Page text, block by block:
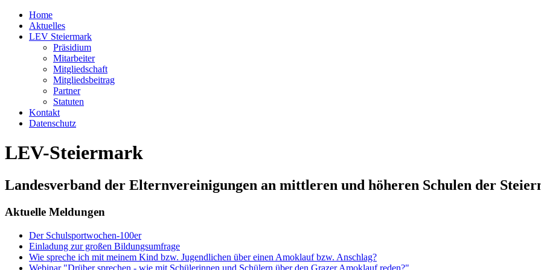
Home
Aktuelles
LEV Steiermark
Präsidium
Mitarbeiter
Mitgliedschaft
Mitgliedsbeitrag
Partner
Statuten
Kontakt
Datenschutz
LEV-Steiermark
Landesverband der Elternvereinigungen an mittleren und höheren Schulen der
Aktuelle Meldungen
Der Schulsportwochen-100er
Einladung zur großen Bildungsumfrage
Wie spreche ich mit meinem Kind bzw. Jugendlichen über einen Amoklauf bzw. Anschlag?
Webinar "Drüber sprechen - wie mit Schülerinnen und Schülern über den Grazer Amoklauf reden?"